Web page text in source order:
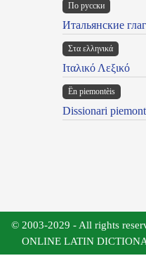
По русски
Итальянские
Στα ελληνικά
Ιταλικό Λεξικό
Ën piemontèis
Dissionari
© 2003-2029 - All rights
ONLINE LATIN